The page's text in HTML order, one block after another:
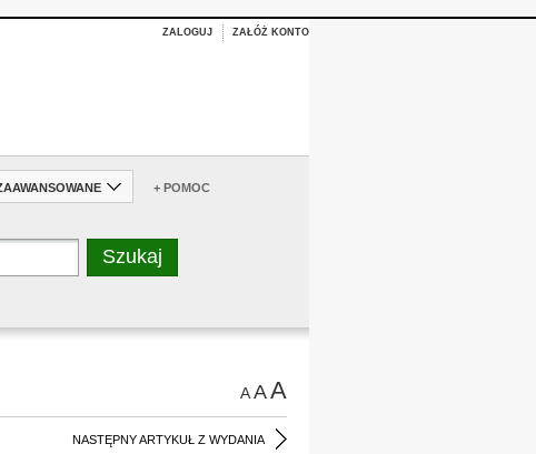
ZALOGUJ ZAŁÓŻ KONTO
+ POMOC
AAA
NASTĘPNY ARTYKUŁ Z WYDANIA